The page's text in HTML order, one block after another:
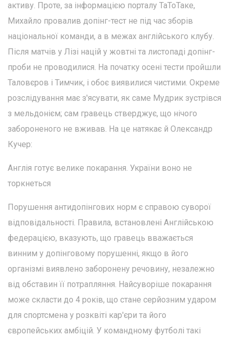
активу. Проте, за інформацією порталу ТаТоТаке,
Михайло провалив допінг-тест не під час зборів
національної команди, а в межах англійського клубу.
Після матчів у Лізі націй у жовтні та листопаді допінг-
проби не проводилися. На початку осені тести пройшли
Таловєров і Тимчик, і обоє виявилися чистими. Окреме
розслідування має з'ясувати, як саме Мудрик зустрівся
з мельдонієм; сам гравець стверджує, що нічого
забороненого не вживав. На це натякає й Олександр
Кучер:
Англія готує велике покарання. України воно не
торкнеться
Порушення антидопінгових норм є справою суворої
відповідальності. Правила, встановлені Англійською
федерацією, вказують, що гравець вважається
винним у допінговому порушенні, якщо в його
організмі виявлено заборонену речовину, незалежно
від обставин її потрапляння. Найсуворіше покарання
може скласти до 4 років, що стане серйозним ударом
для спортсмена у розквіті кар'єри та його
європейських амбіцій. У командному футболі такі